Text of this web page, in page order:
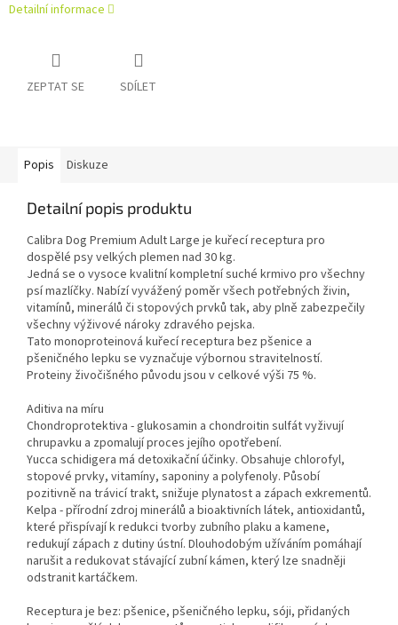
Detailní informace
ZEPTAT SE SDÍLET
Popis Diskuze
Detailní popis produktu
Calibra Dog Premium Adult Large je kuřecí receptura pro
dospělé psy velkých plemen nad 30 kg.
Jedná se o vysoce kvalitní kompletní suché krmivo pro všechny
psí mazlíčky. Nabízí vyvážený poměr všech potřebných živin,
vitamínů, minerálů či stopových prvků tak, aby plně zabezpečily
všechny výživové nároky zdravého pejska.
Tato monoproteinová kuřecí receptura bez pšenice a
pšeničného lepku se vyznačuje výbornou stravitelností.
Proteiny živočišného původu jsou v celkové výši 75 %.
Aditiva na míru
Chondroprotektiva - glukosamin a chondroitin sulfát vyživují
chrupavku a zpomalují proces jejího opotřebení.
Yucca schidigera má detoxikační účinky. Obsahuje chlorofyl,
stopové prvky, vitamíny, saponiny a polyfenoly. Působí
pozitivně na trávicí trakt, snižuje plynatost a zápach exkrementů.
Kelpa - přírodní zdroj minerálů a bioaktivních látek, antioxidantů,
které přispívají k redukci tvorby zubního plaku a kamene,
redukují zápach z dutiny ústní. Dlouhodobým užíváním pomáhají
narušit a redukovat stávající zubní kámen, který lze snadněji
odstranit kartáčkem.
Receptura je bez: pšenice, pšeničného lepku, sóji, přidaných